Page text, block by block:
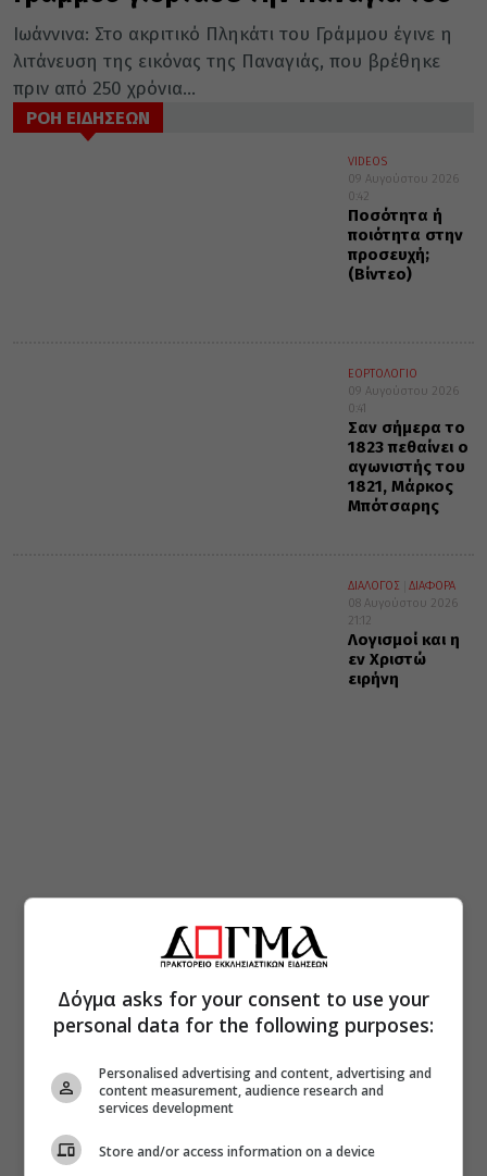
Ιωάννινα: Στο ακριτικό Πληκάτι του Γράμμου έγινε η
λιτάνευση της εικόνας της Παναγιάς, που βρέθηκε
πριν από 250 χρόνια...
ΡΟΗ ΕΙΔΗΣΕΩΝ
VIDEOS
09 Αυγούστου 2026
0:42
Ποσότητα ή
ποιότητα στην
προσευχή;
(Βίντεο)
ΕΟΡΤΟΛΟΓΙΟ
09 Αυγούστου 2026
0:41
Σαν σήμερα το
1823 πεθαίνει ο
αγωνιστής του
1821, Μάρκος
Μπότσαρης
ΔΙΑΛΟΓΟΣ
ΔΙΑΦΟΡΑ
08 Αυγούστου 2026
21:12
Λογισμοί και η
εν Χριστώ
ειρήνη
Δόγμα asks for your consent to use your
personal data for the following purposes:
Personalised advertising and content, advertising and
content measurement, audience research and
services development
Store and/or access information on a device